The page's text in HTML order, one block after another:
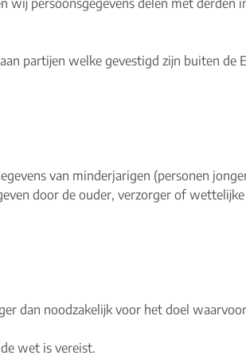
wij persoonsgegevens delen met derden
partijen welke gevestigd zijn buiten de
van minderjarigen (personen
door de ouder, verzorger of
dan noodzakelijk voor het doel waarvoor
wet is vereist.